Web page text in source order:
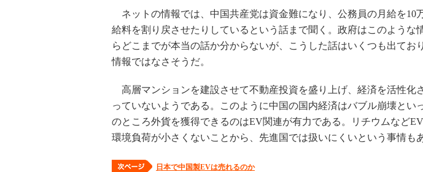
ネットの情報では、中国共産党は資金難になり、公務員の月給を10
給料を割り戻させたりしているという話まで聞く。政府はこのような
らどこまでが本当の話か分からないが、こうした話はいくつも出てお
情報ではなさそうだ。
高層マンションを建設させて不動産投資を盛り上げ、経済を活性化
っていないようである。このように中国の国内経済はバブル崩壊とい
のところ外貨を獲得できるのはEV関連が有力である。リチウムなど
環境負荷が小さくないことから、先進国では扱いにくいという事情も
日本で中国製EVは売れるのか